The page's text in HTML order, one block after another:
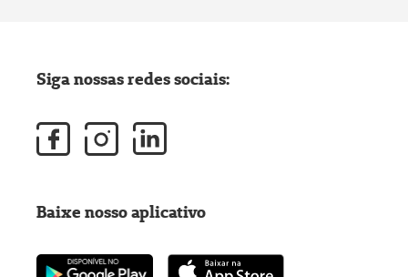
Siga nossas redes sociais:
Baixe nosso aplicativo